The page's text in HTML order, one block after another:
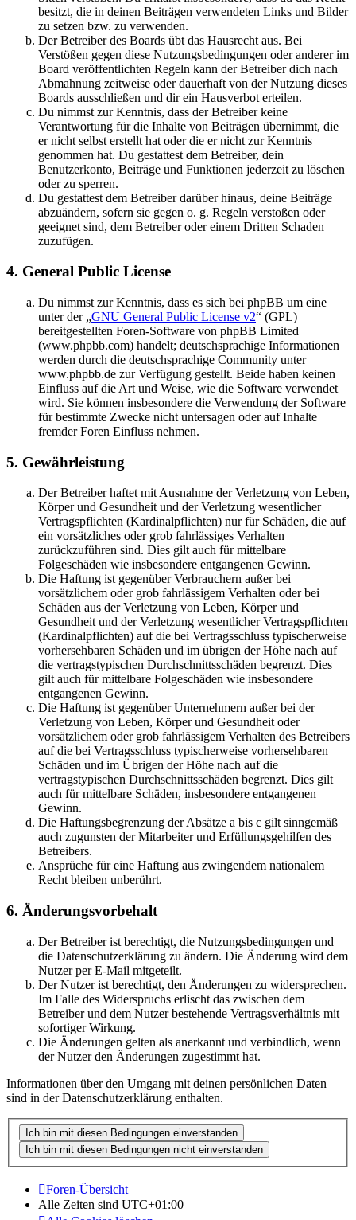
besitzt, die in deinen Beiträgen verwendeten Links und Bilder
zu setzen bzw. zu verwenden.
Der Betreiber des Boards übt das Hausrecht aus. Bei
Verstößen gegen diese Nutzungsbedingungen oder anderer im
Board veröffentlichten Regeln kann der Betreiber dich nach
Abmahnung zeitweise oder dauerhaft von der Nutzung dieses
Boards ausschließen und dir ein Hausverbot erteilen.
Du nimmst zur Kenntnis, dass der Betreiber keine
Verantwortung für die Inhalte von Beiträgen übernimmt, die
er nicht selbst erstellt hat oder die er nicht zur Kenntnis
genommen hat. Du gestattest dem Betreiber, dein
Benutzerkonto, Beiträge und Funktionen jederzeit zu löschen
oder zu sperren.
Du gestattest dem Betreiber darüber hinaus, deine Beiträge
abzuändern, sofern sie gegen o. g. Regeln verstoßen oder
geeignet sind, dem Betreiber oder einem Dritten Schaden
zuzufügen.
4. General Public License
Du nimmst zur Kenntnis, dass es sich bei phpBB um eine
unter der „GNU General Public License v2“ (GPL)
bereitgestellten Foren-Software von phpBB Limited
(www.phpbb.com) handelt; deutschsprachige Informationen
werden durch die deutschsprachige Community unter
www.phpbb.de zur Verfügung gestellt. Beide haben keinen
Einfluss auf die Art und Weise, wie die Software verwendet
wird. Sie können insbesondere die Verwendung der Software
für bestimmte Zwecke nicht untersagen oder auf Inhalte
fremder Foren Einfluss nehmen.
5. Gewährleistung
Der Betreiber haftet mit Ausnahme der Verletzung von Leben,
Körper und Gesundheit und der Verletzung wesentlicher
Vertragspflichten (Kardinalpflichten) nur für Schäden, die auf
ein vorsätzliches oder grob fahrlässiges Verhalten
zurückzuführen sind. Dies gilt auch für mittelbare
Folgeschäden wie insbesondere entgangenen Gewinn.
Die Haftung ist gegenüber Verbrauchern außer bei
vorsätzlichem oder grob fahrlässigem Verhalten oder bei
Schäden aus der Verletzung von Leben, Körper und
Gesundheit und der Verletzung wesentlicher Vertragspflichten
(Kardinalpflichten) auf die bei Vertragsschluss typischerweise
vorhersehbaren Schäden und im übrigen der Höhe nach auf
die vertragstypischen Durchschnittsschäden begrenzt. Dies
gilt auch für mittelbare Folgeschäden wie insbesondere
entgangenen Gewinn.
Die Haftung ist gegenüber Unternehmern außer bei der
Verletzung von Leben, Körper und Gesundheit oder
vorsätzlichem oder grob fahrlässigem Verhalten des Betreibers
auf die bei Vertragsschluss typischerweise vorhersehbaren
Schäden und im Übrigen der Höhe nach auf die
vertragstypischen Durchschnittsschäden begrenzt. Dies gilt
auch für mittelbare Schäden, insbesondere entgangenen
Gewinn.
Die Haftungsbegrenzung der Absätze a bis c gilt sinngemäß
auch zugunsten der Mitarbeiter und Erfüllungsgehilfen des
Betreibers.
Ansprüche für eine Haftung aus zwingendem nationalem
Recht bleiben unberührt.
6. Änderungsvorbehalt
Der Betreiber ist berechtigt, die Nutzungsbedingungen und
die Datenschutzerklärung zu ändern. Die Änderung wird dem
Nutzer per E-Mail mitgeteilt.
Der Nutzer ist berechtigt, den Änderungen zu widersprechen.
Im Falle des Widerspruchs erlischt das zwischen dem
Betreiber und dem Nutzer bestehende Vertragsverhältnis mit
sofortiger Wirkung.
Die Änderungen gelten als anerkannt und verbindlich, wenn
der Nutzer den Änderungen zugestimmt hat.
Informationen über den Umgang mit deinen persönlichen Daten
sind in der Datenschutzerklärung enthalten.
Foren-Übersicht
Alle Zeiten sind UTC+01:00